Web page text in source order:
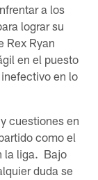
a los
lograr su
Rex Ryan
en el puesto
en lo
cuestiones en
como el
la liga. Bajo
duda se